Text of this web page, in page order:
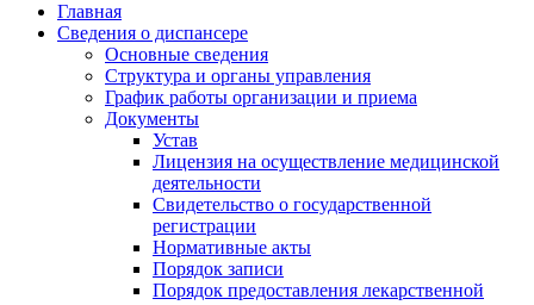
Главная
Сведения о диспансере
Основные сведения
Структура и органы управления
График работы организации и приема
Документы
Устав
Лицензия на осуществление медицинской
деятельности
Свидетельство о государственной
регистрации
Нормативные акты
Порядок записи
Порядок предоставления лекарственной